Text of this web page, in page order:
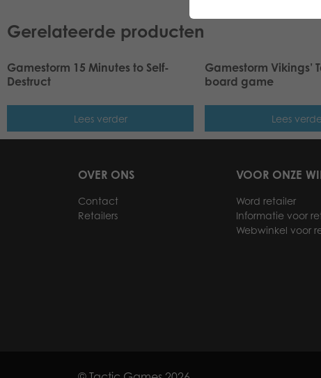
Gerelateerde producten
Gamestorm 15 Minutes to Self-
Destruct
Lees verder
Gamestorm Vikings’
board game
Lees
OVER ONS
Contact
Retailers
VOOR ONZE
Word retailer
Informatie voor
Webwinkel voor